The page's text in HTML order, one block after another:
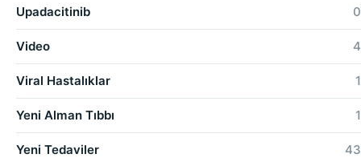
Upadacitinib 0
Video 4
Viral Hastalıklar 1
Yeni Alman Tıbbı 1
Yeni Tedaviler 43